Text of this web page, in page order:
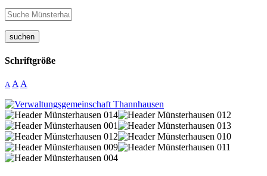
suchen
Schriftgröße
A A A